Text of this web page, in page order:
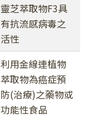
靈芝萃取物F3具
有抗流感病毒之
活性
利用金線連植物
萃取物為癌症預
防(治療)之藥物或
功能性食品